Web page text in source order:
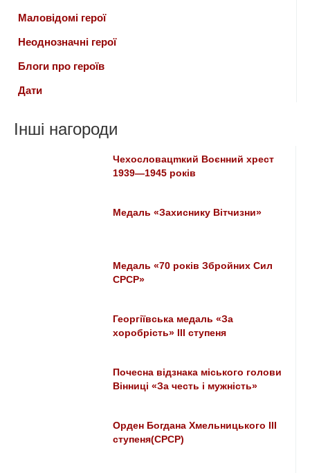
Маловідомі герої
Неоднозначні герої
Блоги про героїв
Дати
Інші нагороди
Чехословацmкий Воєнний хрест
1939—1945 років
Медаль «Захиснику Вітчизни»
Медаль «70 років Збройних Сил
СРСР»
Георгіївська медаль «За
хоробрість» III ступеня
Почесна відзнака міського голови
Вінниці «За честь і мужність»
Орден Богдана Хмельницького ІІІ
ступеня(СРСР)